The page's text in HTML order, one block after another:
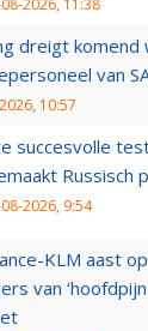
2026, 11:38
dreigt komend
van
10:57
succesvolle
Russisch
2026, 9:54
KLM aast
van